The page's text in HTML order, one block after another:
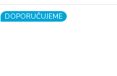
DOPORUČUJEME